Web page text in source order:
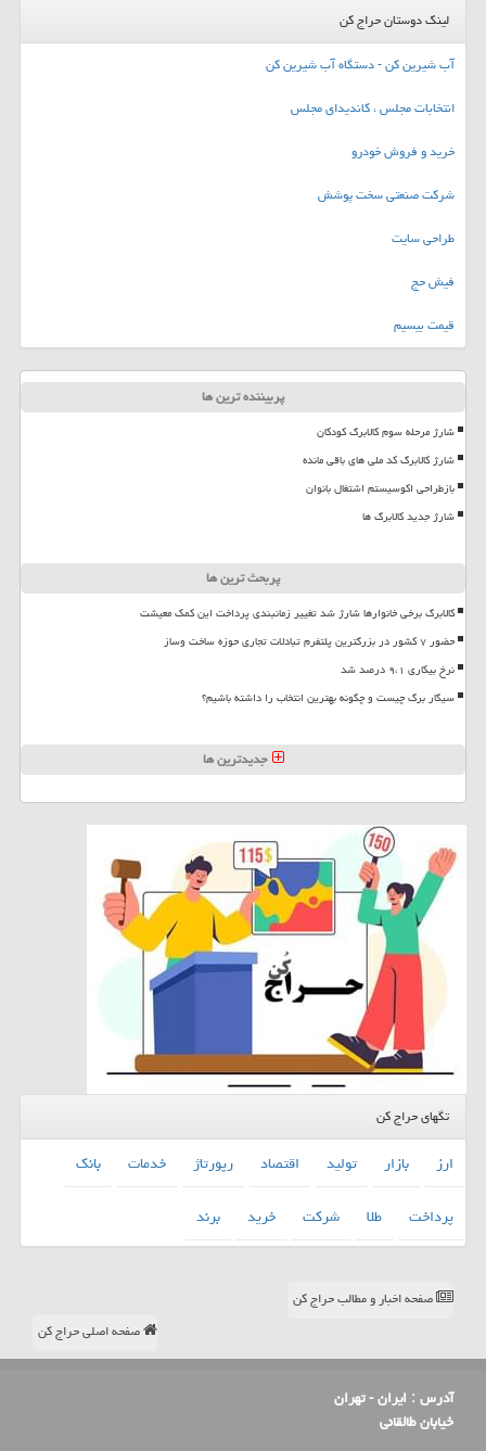
لینک دوستان حراج کن
آب شیرین کن - دستگاه آب شیرین کن
انتخابات مجلس ، کاندیدای مجلس
خرید و فروش خودرو
شرکت صنعتی سخت پوشش
طراحی سایت
فیش حج
قیمت بیسیم
پربیننده ترین ها
شارژ مرحله سوم کالابرگ کودکان
شارژ کالابرگ کد ملی های باقی مانده
بازطراحی اکوسیستم اشتغال بانوان
شارژ جدید کالابرگ ها
پربحث ترین ها
کالابرگ برخی خانوارها شارژ شد تغییر زمانبندی پرداخت این کمک معیشت
حضور ۷ کشور در بزرگترین پلتفرم تبادلات تجاری حوزه ساخت وساز
نرخ بیکاری ۹،۱ درصد شد
سیگار برگ چیست و چگونه بهترین انتخاب را داشته باشیم؟
جدیدترین ها
تگهای حراج کن
ارز بازار تولید اقتصاد رپورتاژ خدمات
بانك
پرداخت
طلا شركت خرید برند
صفحه اخبار و مطالب حراج کن
صفحه اصلی حراج کن
آدرس : ایران - تهران
خیابان طالقانی